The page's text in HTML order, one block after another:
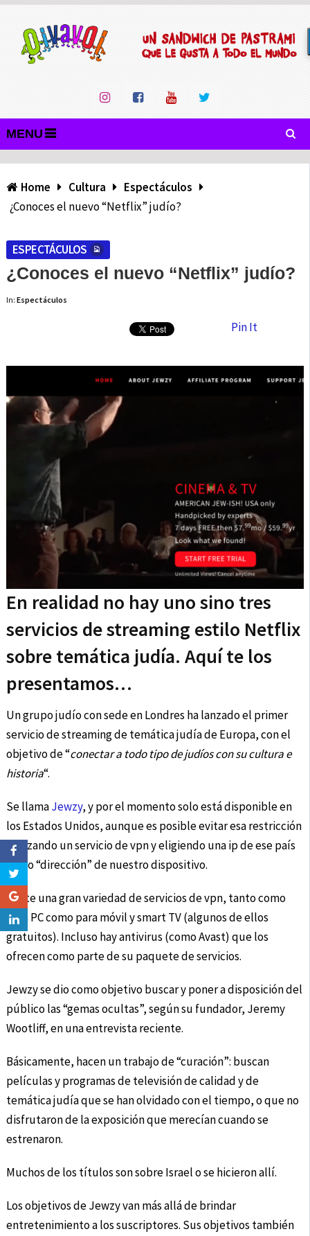
MENU
Home Cultura
Espectáculos
¿Conoces el nuevo “Netflix” judío?
ESPECTÁCULOS
¿Conoces el nuevo “Netflix” judío?
In: Espectáculos
Pin It
En realidad no hay uno sino tres
servicios de streaming estilo Netflix
sobre temática judía. Aquí te los
presentamos…
Un grupo judío con sede en Londres ha lanzado el primer
servicio de streaming de temática judía de Europa, con el
objetivo de “conectar a todo tipo de judíos con su cultura e
historia“.
Se llamaJewzy, y por el momento solo está disponible en
los Estados Unidos, aunque es posible evitar esa restricción
utilizando un servicio de vpn y eligiendo una ip de ese país
como “dirección” de nuestro dispositivo.
Existe una gran variedad de servicios de vpn, tanto como
para PC como para móvil y smart TV (algunos de ellos
gratuitos). Incluso hay antivirus (como Avast) que los
ofrecen como parte de su paquete de servicios.
Jewzy se dio como objetivo buscar y poner a disposición del
público las “gemas ocultas”, según su fundador, Jeremy
Wootliff, en una entrevista reciente.
Básicamente, hacen un trabajo de “curación”: buscan
películas y programas de televisión de calidad y de
temática judía que se han olvidado con el tiempo, o que no
disfrutaron de la exposición que merecían cuando se
estrenaron.
Muchos de los títulos son sobre Israel o se hicieron allí.
Los objetivos de Jewzy van más allá de brindar
entretenimiento a los suscriptores. Sus objetivos también